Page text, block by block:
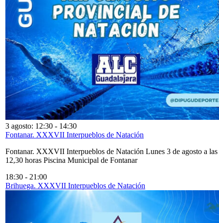
3 agosto: 12:30 - 14:30
Fontanar. XXXVII Interpueblos de Natación
Fontanar. XXXVII Interpueblos de Natación Lunes 3 de agosto a las
12,30 horas Piscina Municipal de Fontanar
18:30 - 21:00
Brihuega. XXXVII Interpueblos de Natación